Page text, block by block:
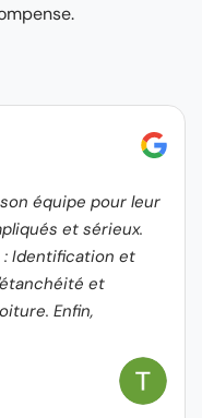
équipe pour leur
et sérieux.
: Identification et
et
Enfin,
recommande